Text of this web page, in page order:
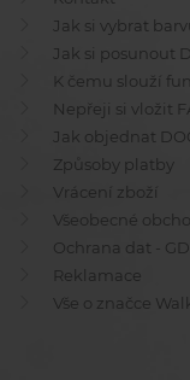
Jak si vybrat
Jak si posunout
K čemu slouží
Nepřeji si vložit
Jak objednat
Způsoby platby
Vrácení zboží
Všeobecné
Ochrana dat -
Reklamace
Vše o značce